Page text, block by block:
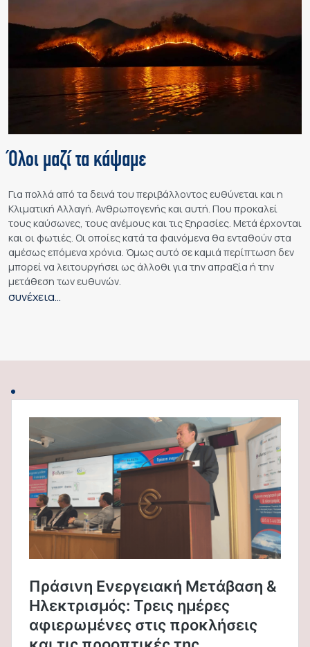
Όλοι μαζί τα κάψαμε
Για πολλά από τα δεινά του περιβάλλοντος ευθύνεται και η
Κλιματική Αλλαγή. Ανθρωπογενής και αυτή. Που προκαλεί
τους καύσωνες, τους ανέμους και τις ξηρασίες. Μετά έρχονται
και οι φωτιές. Οι οποίες κατά τα φαινόμενα θα ενταθούν στα
αμέσως επόμενα χρόνια. Όμως αυτό σε καμιά περίπτωση δεν
μπορεί να λειτουργήσει ως άλλοθι για την απραξία ή την
μετάθεση των ευθυνών.
συνέχεια…